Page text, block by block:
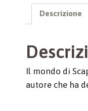
Descrizione
Il mondo di
autore che ha